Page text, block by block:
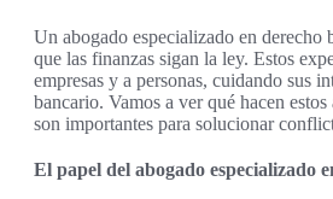
Un abogado especializado en derecho
que las finanzas sigan la ley. Estos
empresas y a personas, cuidando sus
bancario. Vamos a ver qué hacen
son importantes para solucionar
El papel del abogado especializado